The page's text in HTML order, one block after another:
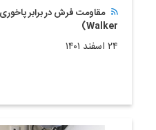
Walker)
۲۴ اسفند ۱۴۰۱